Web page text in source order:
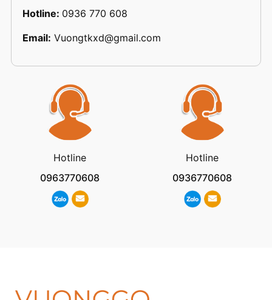
Hotline: 0936 770 608
Email: Vuongtkxd@gmail.com
Hotline
0963770608
Hotline
0936770608